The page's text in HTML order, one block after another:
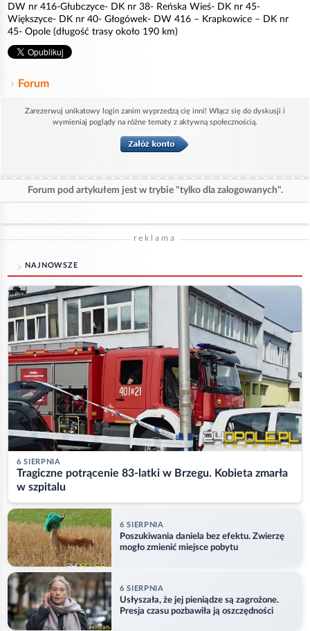
DW nr 416-Głubczyce- DK nr 38- Reńska Wieś- DK nr 45-
Większyce- DK nr 40- Głogówek- DW 416 – Krapkowice – DK nr
45- Opole (długość trasy około 190 km)
Forum
Zarezerwuj unikatowy login zanim wyprzedzą cię inni! Włącz się do dyskusji i
wymieniaj poglądy na różne tematy z aktywną społecznością.
Forum pod artykułem jest w trybie "tylko dla zalogowanych".
reklama
NAJNOWSZE
6 SIERPNIA
Tragiczne potrącenie 83-latki w Brzegu. Kobieta zmarła
w szpitalu
6 SIERPNIA
Poszukiwania daniela bez efektu. Zwierzę
mogło zmienić miejsce pobytu
6 SIERPNIA
Usłyszała, że jej pieniądze są zagrożone.
Presja czasu pozbawiła ją oszczędności